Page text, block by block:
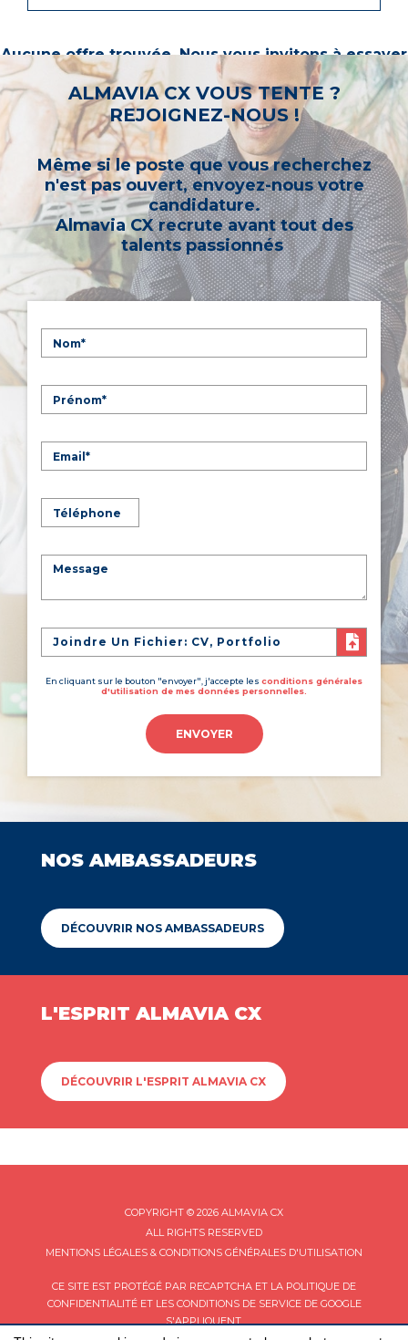
Aucune offre trouvée. Nous vous invitons à essayer
d’autres mots-clés ou à sélectionner un « métier ».
ALMAVIA CX VOUS TENTE ?
REJOIGNEZ-NOUS !
Même si le poste que vous recherchez
n'est pas ouvert, envoyez-nous votre
candidature.
Almavia CX recrute avant tout des
talents passionnés
Joindre Un Fichier: CV, Portfolio
En cliquant sur le bouton "envoyer", j'accepte les conditions générales
d'utilisation de mes données personnelles.
ENVOYER
NOS AMBASSADEURS
DÉCOUVRIR NOS AMBASSADEURS
L'ESPRIT ALMAVIA CX
DÉCOUVRIR L'ESPRIT ALMAVIA CX
COPYRIGHT © 2026 ALMAVIA CX
ALL RIGHTS RESERVED
MENTIONS LÉGALES & CONDITIONS GÉNÉRALES D'UTILISATION
CE SITE EST PROTÉGÉ PAR RECAPTCHA ET LA POLITIQUE DE
CONFIDENTIALITÉET LES CONDITIONS DE SERVICEDE GOOGLE
S'APPLIQUENT.